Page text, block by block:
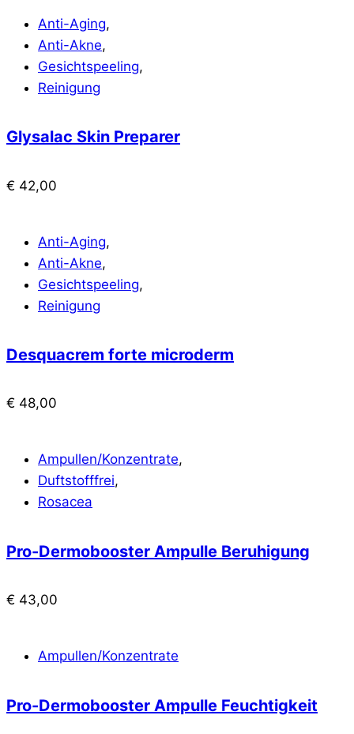
Anti-Aging,
Anti-Akne,
Gesichtspeeling,
Reinigung
Glysalac Skin Preparer
€ 42,00
Anti-Aging,
Anti-Akne,
Gesichtspeeling,
Reinigung
Desquacrem forte microderm
€ 48,00
Ampullen/Konzentrate,
Duftstofffrei,
Rosacea
Pro-Dermobooster Ampulle Beruhigung
€ 43,00
Ampullen/Konzentrate
Pro-Dermobooster Ampulle Feuchtigkeit